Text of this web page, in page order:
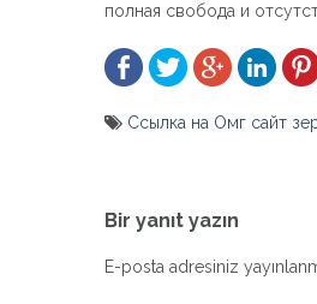
полная свобода и
Ссылка на Омг сайт
gezinmesi
Bir yanıt yazın
E-posta adresiniz